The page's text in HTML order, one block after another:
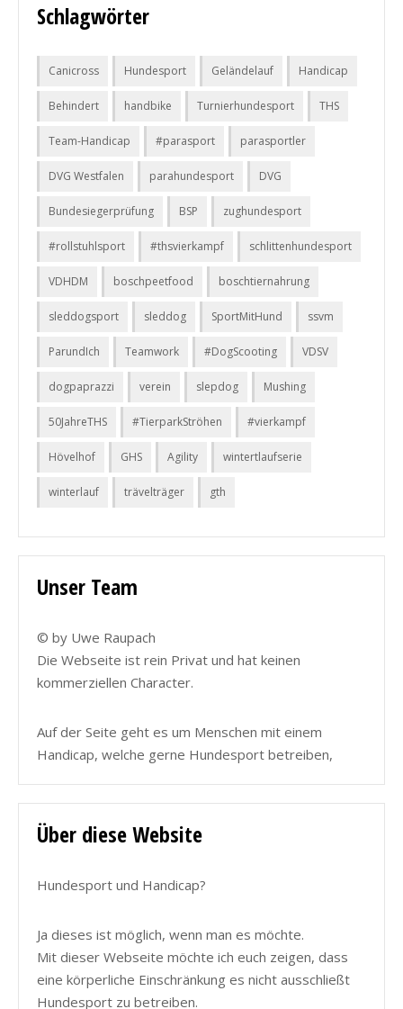
Schlagwörter
Canicross Hundesport Geländelauf Handicap
Behindert handbike Turnierhundesport THS
Team-Handicap #parasport parasportler
DVG Westfalen parahundesport DVG
Bundesiegerprüfung BSP zughundesport
#rollstuhlsport #thsvierkampf schlittenhundesport
VDHDM boschpeetfood boschtiernahrung
sleddogsport sleddog SportMitHund ssvm
ParundIch Teamwork #DogScooting VDSV
dogpaprazzi verein slepdog Mushing
50JahreTHS #TierparkStröhen #vierkampf
Hövelhof GHS Agility wintertlaufserie
winterlauf trävelträger gth
Unser Team
© by Uwe Raupach
Die Webseite ist rein Privat und hat keinen
kommerziellen Character.
Auf der Seite geht es um Menschen mit einem
Handicap, welche gerne Hundesport betreiben,
Über diese Website
Hundesport und Handicap?
Ja dieses ist möglich, wenn man es möchte.
Mit dieser Webseite möchte ich euch zeigen, dass
eine körperliche Einschränkung es nicht ausschließt
Hundesport zu betreiben.